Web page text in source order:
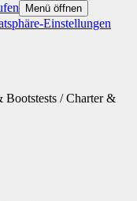
Menü öffnen
Einstellungen
/ Charter &